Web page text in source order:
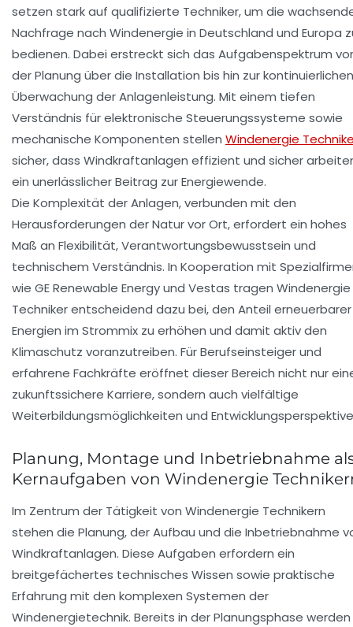
setzen stark auf qualifizierte Techniker, um die
Nachfrage nach Windenergie in Deutschland und Europa
bedienen. Dabei erstreckt sich das Aufgabenspektrum
der Planung über die Installation bis hin zur kontinuierlichen
Überwachung der Anlagenleistung. Mit einem tiefen
Verständnis für elektronische Steuerungssysteme sowie
mechanische Komponenten stellen Windenergie
sicher, dass Windkraftanlagen effizient und sicher
ein unerlässlicher Beitrag zur Energiewende.
Die Komplexität der Anlagen, verbunden mit den
Herausforderungen der Natur vor Ort, erfordert ein hohes
Maß an Flexibilität, Verantwortungsbewusstsein und
technischem Verständnis. In Kooperation mit
wie GE Renewable Energy und Vestas tragen Windenergie
Techniker entscheidend dazu bei, den Anteil erneuerbarer
Energien im Strommix zu erhöhen und damit aktiv den
Klimaschutz voranzutreiben. Für Berufseinsteiger und
erfahrene Fachkräfte eröffnet dieser Bereich nicht nur
zukunftssichere Karriere, sondern auch vielfältige
Weiterbildungsmöglichkeiten und
Planung, Montage und Inbetriebnahme
Kernaufgaben von Windenergie
Im Zentrum der Tätigkeit von Windenergie Technikern
stehen die Planung, der Aufbau und die Inbetriebnahme
Windkraftanlagen. Diese Aufgaben erfordern ein
breitgefächertes technisches Wissen sowie praktische
Erfahrung mit den komplexen Systemen der
Windenergietechnik. Bereits in der Planungsphase werden